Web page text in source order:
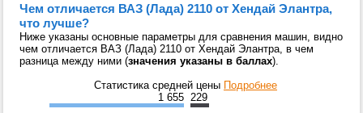
Чем отличается ВАЗ (Лада) 2110 от Хендай Элантра,
что лучше?
Ниже указаны основные параметры для сравнения машин, видно
чем отличается ВАЗ (Лада) 2110 от Хендай Элантра, в чем
разница между ними (значения указаны в баллах).
Статистика средней цены Подробнее
1 655 229